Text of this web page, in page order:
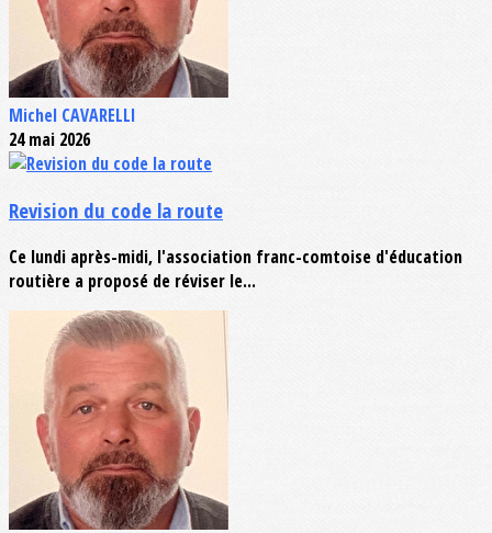
Michel CAVARELLI
24 mai 2026
Revision du code la route
Ce lundi après-midi, l'association franc-comtoise d'éducation
routière a proposé de réviser le...